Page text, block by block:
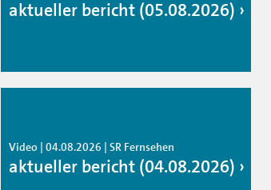
aktueller bericht (05.08.2026)
Video | 04.08.2026 | SR Fernsehen
aktueller bericht (04.08.2026)